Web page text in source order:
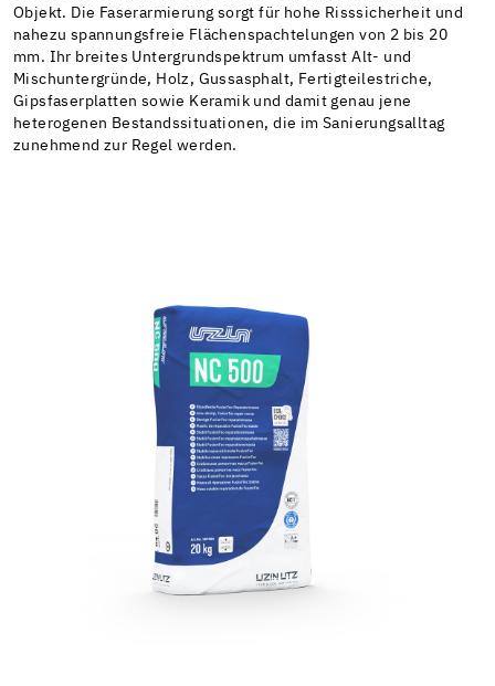
Objekt. Die Faserarmierung sorgt für hohe Risssicherheit und
nahezu spannungsfreie Flächenspachtelungen von 2 bis 20
mm. Ihr breites Untergrundspektrum umfasst Alt- und
Mischuntergründe, Holz, Gussasphalt, Fertigteilestriche,
Gipsfaserplatten sowie Keramik und damit genau jene
heterogenen Bestandssituationen, die im Sanierungsalltag
zunehmend zur Regel werden.